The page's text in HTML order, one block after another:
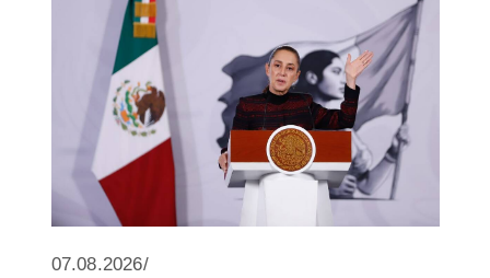
07.08.2026/